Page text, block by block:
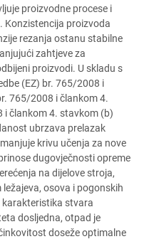
proizvodne procese i
Konzistencija proizvoda
rezanja ostanu stabilne
zahtjeve za
proizvodi. U skladu s
(EZ) br. 765/2008 i
765/2008 i člankom 4.
i člankom 4. stavkom (b)
ubrzava prelazak
krivu učenja za nove
dugovječnosti opreme
na dijelove stroja,
osova i pogonskih
karakteristika stvara
dosljedna, otpad je
doseže optimalne